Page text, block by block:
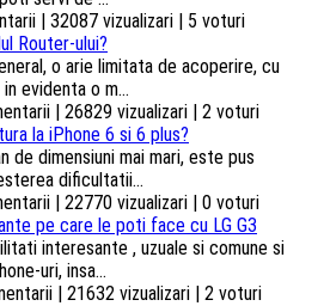
| 32087 vizualizari | 5 voturi
Router-ului?
o arie limitata de acoperire, cu
evidenta o m...
| 26829 vizualizari | 2 voturi
la iPhone 6 si 6 plus?
de dimensiuni mai mari, este pus
dificultatii...
| 22770 vizualizari | 0 voturi
pe care le poti face cu LG G3
interesante , uzuale si comune si
uri, insa...
| 21632 vizualizari | 2 voturi